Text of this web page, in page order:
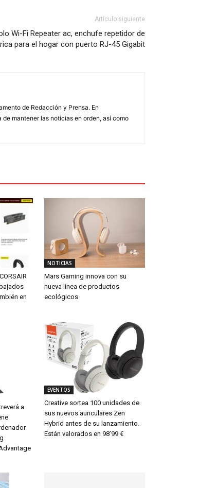
Artículo siguiente
Wi-Fi Repeater ac, enchufe repetidor de
para el hogar con puerto RJ-45 Gigabit
de Redacción y Prensa. En
mantener las noticias en orden, así como
en
NOTICIAS
Mars Gaming innova con su
nueva línea de productos
ecológicos
a
EVENTOS
Creative sortea 100 unidades de
sus nuevos auriculares Zen
Hybrid antes de su lanzamiento.
Están valorados en 98’99 €